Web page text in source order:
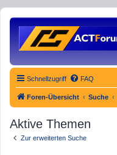
Schnellzugriff FAQ
Foren-Übersicht Suche
Aktive Themen
Zur erweiterten Suche